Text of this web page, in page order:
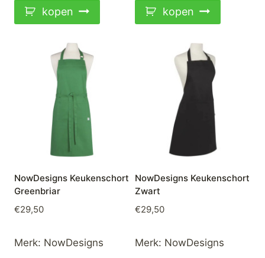
kopen kopen
NowDesigns Keukenschort
Greenbriar
€29,50
Merk: NowDesigns
NowDesigns Keukenschort
Zwart
€29,50
Merk: NowDesigns